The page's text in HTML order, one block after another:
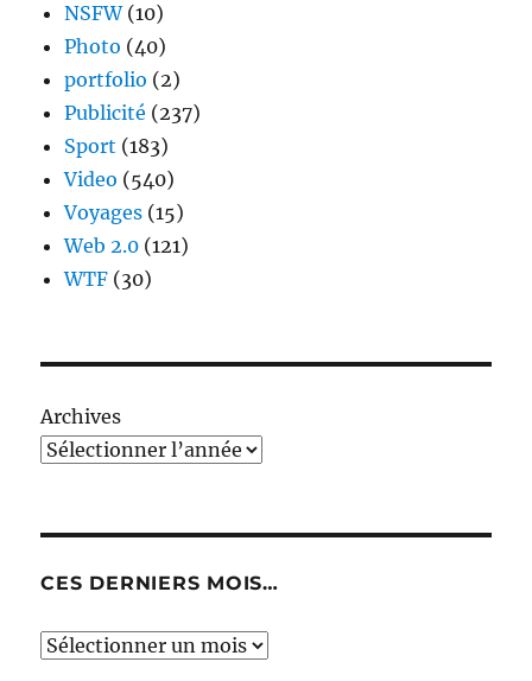
NSFW(10)
Photo (40)
portfolio (2)
Publicité (237)
Sport (183)
Video (540)
Voyages (15)
Web 2.0 (121)
WTF (30)
Archives
CES DERNIERS MOIS…
Ces